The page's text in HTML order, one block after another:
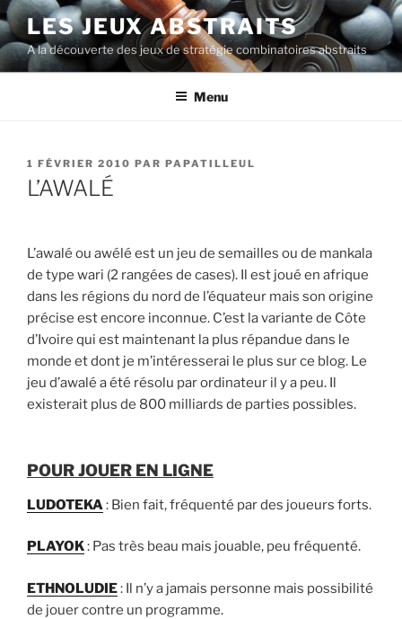
Aller
au
contenu
principal
LES JEUX ABSTRAITS
A la découverte des jeux de stratégie combinatoires abstraits
Menu
PUBLIÉ
LE
1 FÉVRIER 2010 PAR PAPATILLEUL
L’AWALÉ
L’awalé ou awélé est un jeu de semailles ou de mankala
de type wari (2 rangées de cases). Il est joué en afrique
dans les régions du nord de l’équateur mais son origine
précise est encore inconnue. C’est la variante de Côte
d’Ivoire qui est maintenant la plus répandue dans le
monde et dont je m’intéresserai le plus sur ce blog. Le
jeu d’awalé a été résolu par ordinateur il y a peu. Il
existerait plus de 800 milliards de parties possibles.
POUR JOUER EN LIGNE
LUDOTEKA: Bien fait, fréquenté par des joueurs forts.
PLAYOK: Pas très beau mais jouable, peu fréquenté.
ETHNOLUDIE: Il n’y a jamais personne mais possibilité
de jouer contre un programme.